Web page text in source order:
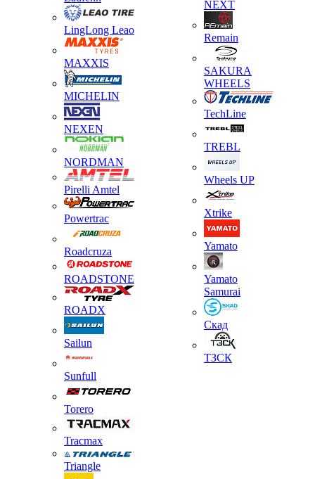
LingLong Leao
MAXXIS
MICHELIN
NEXEN
NORDMAN
Pirelli Amtel
Powertrac
Roadcruza
ROADSTONE
ROADX
Sailun
Sunfull
Torero
Tracmax
Triangle
NEXT
Remain
SAKURA
WHEELS
TechLine
TREBL
Wheels UP
Xtrike
Yamato
Yamato
Samurai
Скад
ТЗСК